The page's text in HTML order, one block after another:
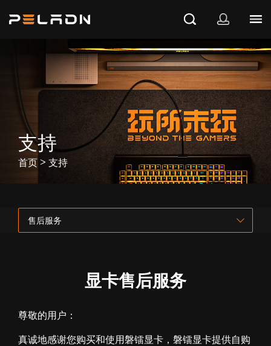
支持
首页 > 支持
售后服务
显卡售后服务
尊敬的用户：
真诚地感谢您购买和使用磐镭显卡，磐镭显卡提供自购